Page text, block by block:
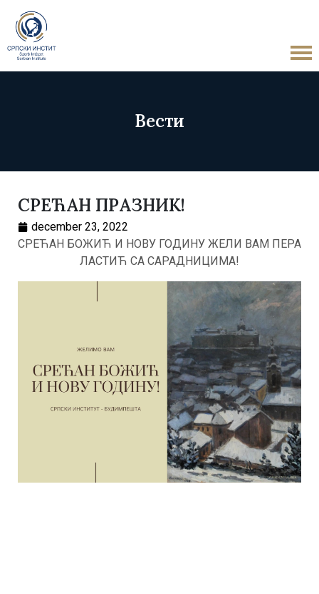
Вести
СРЕЋАН ПРАЗНИК!
december 23, 2022
СРЕЋАН БОЖИЋ И НОВУ ГОДИНУ ЖЕЛИ ВАМ ПЕРА
ЛАСТИЋ СА САРАДНИЦИМА!